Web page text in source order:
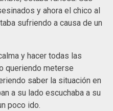
y ahora el chico al
sufriendo a causa de un
y hacer todas las
queriendo meterse
saber la situación en
a su lado escuchaba a su
poco ido.